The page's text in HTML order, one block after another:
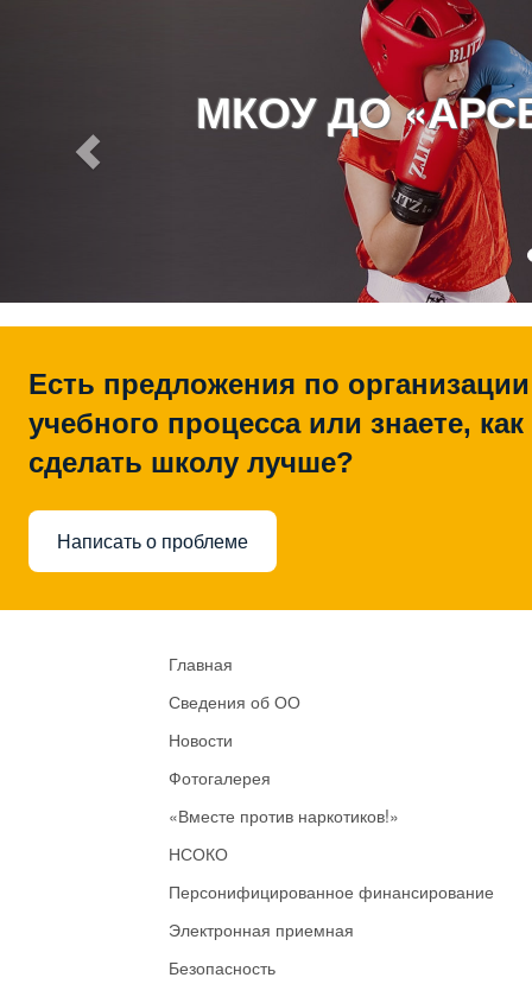
МКОУ ДО
Есть предложения по организации
учебного процесса или знаете, как
сделать школу лучше?
Написать о проблеме
Главная
Сведения об ОО
Новости
Фотогалерея
«Вместе против наркотиков!»
НСОКО
Персонифицированное финансирование
Электронная приемная
Безопасность